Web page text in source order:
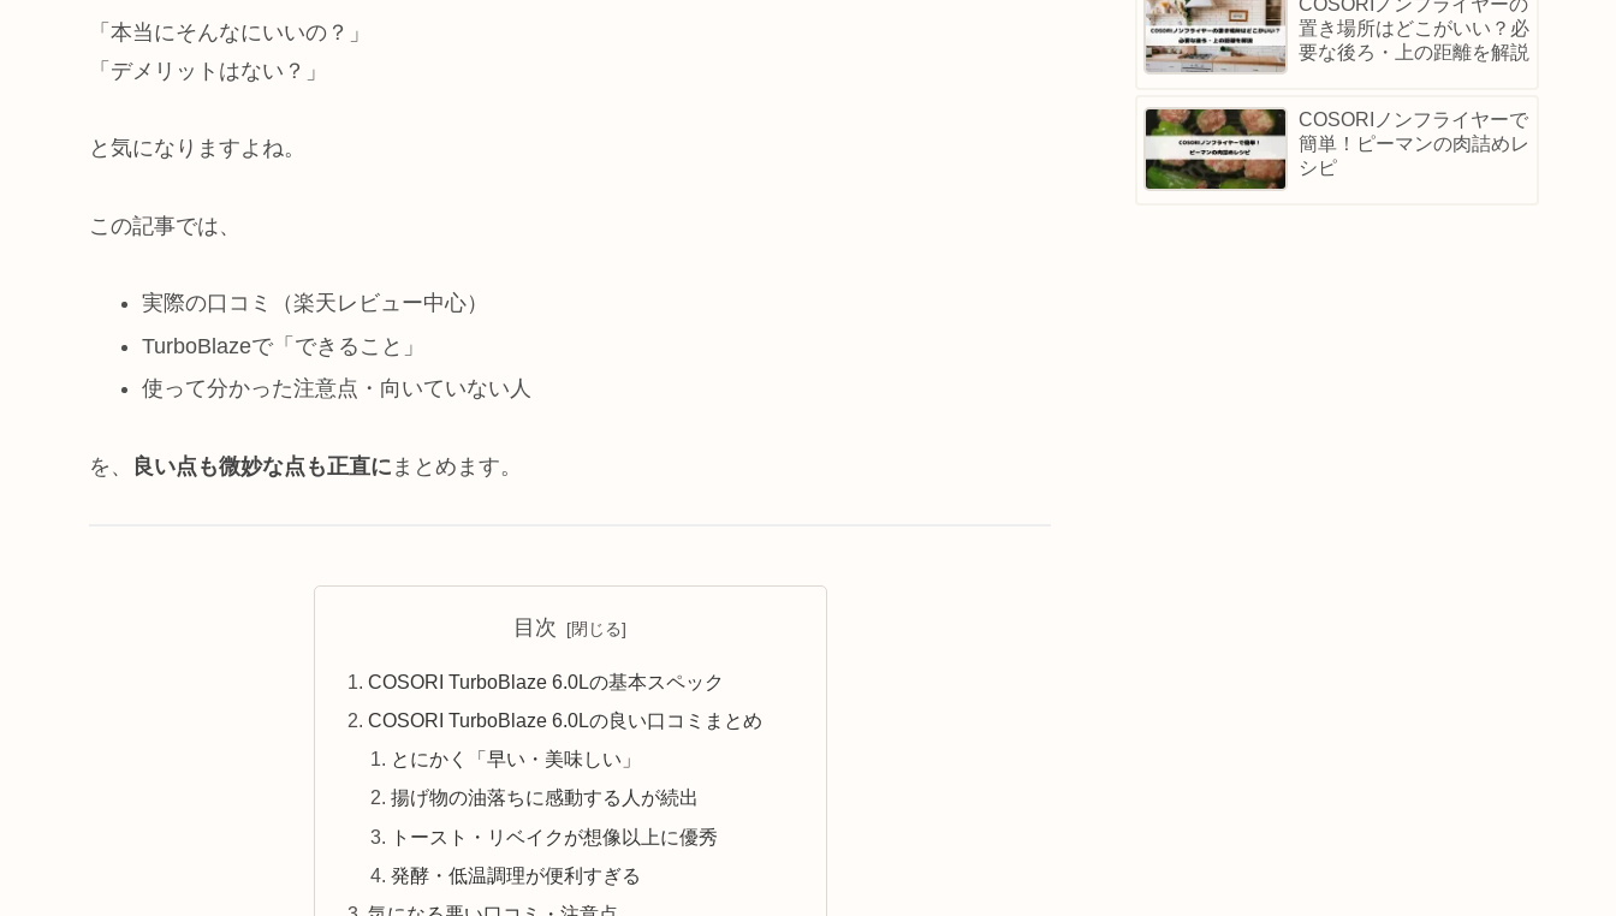
「本当にそんなにいいの？」
「デメリットはない？」
と気になりますよね。
この記事では、
実際の口コミ（楽天レビュー中心）
TurboBlazeで「できること」
使って分かった注意点・向いていない人
を、 良い点も微妙な点も正直に まとめます。
目次
COSORI TurboBlaze 6.0Lの基本スペック
COSORI TurboBlaze 6.0Lの良い口コミまとめ
とにかく「早い・美味しい」
揚げ物の油落ちに感動する人が続出
トースト・リベイクが想像以上に優秀
発酵・低温調理が便利すぎる
COSORIノンフライヤーの
置き場所はどこがいい？必
要な後ろ・上の距離を解説
COSORIノンフライヤーで
簡単！ピーマンの肉詰めレ
シピ